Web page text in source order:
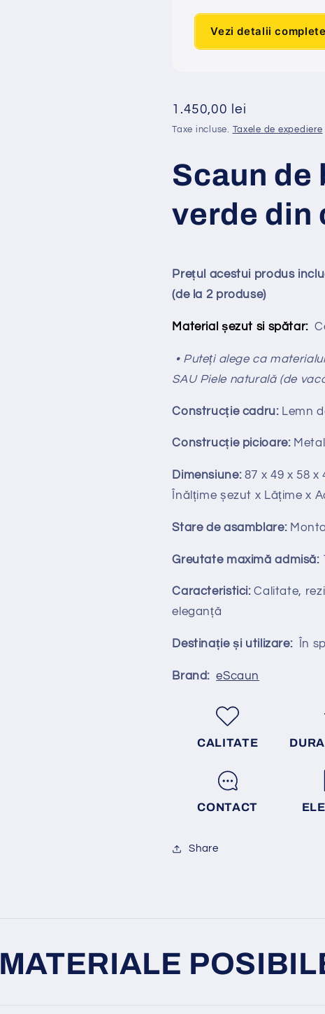
Vezi detalii
Preț
obișnuit
1.450,00 lei
Taxe incluse. Taxele de expediere
Scaun de
verde din
Prețul acestui produs
(de la 2 produse)
Material șezut si spătar:
• Puteți alege ca
SAU Piele naturală (de
Construcție cadru:Lemn
Construcție picioare:
Dimensiune:87 x 49 x 58 x
Înălțime șezut x Lățime x
Stare de asamblare:
Greutate maximă admisă:
Caracteristici:Calitate,
eleganță
Destinație și utilizare:În
Brand:eScaun
CALITATE
CONTACT
Share
MATERIALE